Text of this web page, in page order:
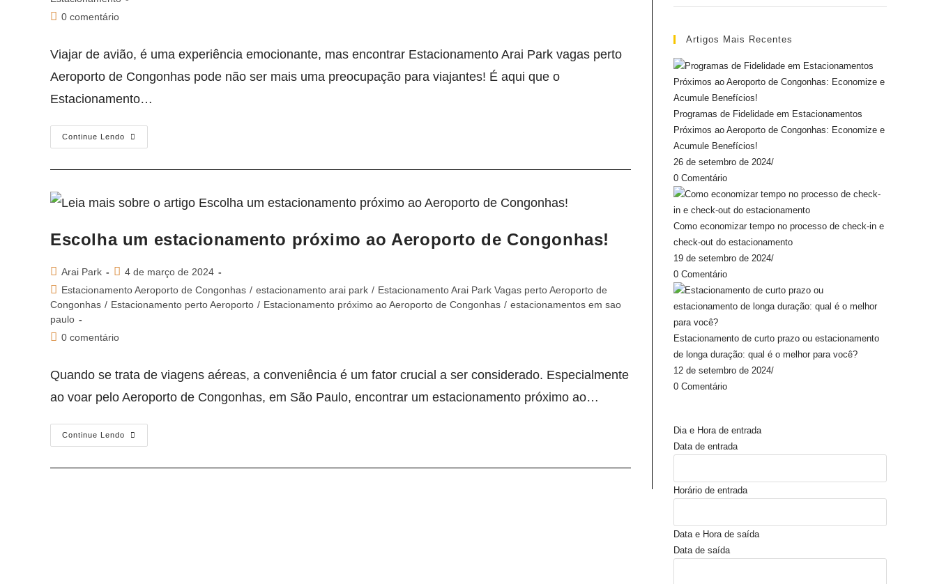
0 comentário
Viajar de avião, é uma experiência emocionante, mas encontrar Estacionamento Arai Park vagas perto
Aeroporto de Congonhas pode não ser mais uma preocupação para viajantes! É aqui que o
Estacionamento…
Continue Lendo
Escolha um estacionamento próximo ao Aeroporto de Congonhas!
Arai Park
4 de março de 2024
Estacionamento Aeroporto de Congonhas / estacionamento arai park / Estacionamento Arai Park Vagas perto Aeroporto de
Congonhas / Estacionamento perto Aeroporto / Estacionamento próximo ao Aeroporto de Congonhas / estacionamentos em sao
paulo
0 comentário
Quando se trata de viagens aéreas, a conveniência é um fator crucial a ser considerado. Especialmente
ao voar pelo Aeroporto de Congonhas, em São Paulo, encontrar um estacionamento próximo ao…
Continue Lendo
Artigos Mais Recentes
Programas de Fidelidade em Estacionamentos
Próximos ao Aeroporto de Congonhas: Economize e
Acumule Benefícios!
26 de setembro de 2024/
0 Comentário
Como economizar tempo no processo de check-in e
check-out do estacionamento
19 de setembro de 2024/
0 Comentário
Estacionamento de curto prazo ou estacionamento
de longa duração: qual é o melhor para você?
12 de setembro de 2024/
0 Comentário
Dia e Hora de entrada
Data de entrada
Horário de entrada
Data e Hora de saída
Data de saída